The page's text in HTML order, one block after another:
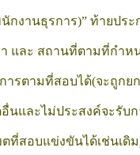
งานธุรการ)” ท้ายปร
และ สถานที่ตามที่กำ
ารตามที่สอบได้(จะถู
นและไม่ประสงค์จะรับ
สอบแข่งขันได้เช่นเดิ